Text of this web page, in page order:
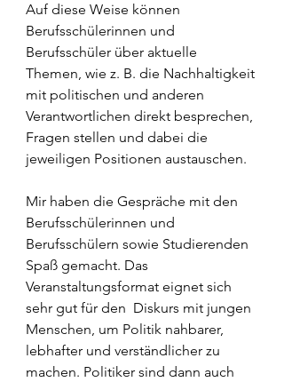
Auf diese Weise können
Berufsschülerinnen und
Berufsschüler über aktuelle
Themen, wie z. B. die Nachhaltigkeit
mit politischen und anderen
Verantwortlichen direkt besprechen,
Fragen stellen und dabei die
jeweiligen Positionen austauschen.
Mir haben die Gespräche mit den
Berufsschülerinnen und
Berufsschülern sowie Studierenden
Spaß gemacht. Das
Veranstaltungsformat eignet sich
sehr gut für den  Diskurs mit jungen
Menschen, um Politik nahbarer,
lebhafter und verständlicher zu
machen. Politiker sind dann auch